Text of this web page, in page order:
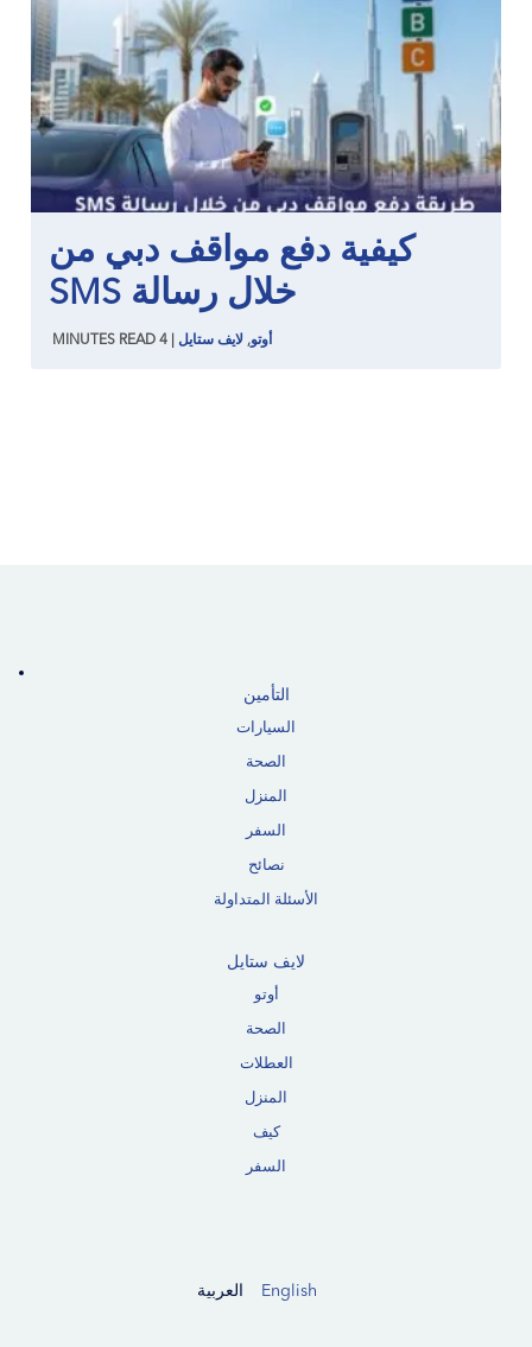
كيفية دفع مواقف دبي من
خلال رسالة SMS
أوتو, لايف ستايل 4
MINUTES READ
التأمين
السيارات
الصحة
المنزل
السفر
نصائح
الأسئلة المتداولة
لايف ستايل
أوتو
الصحة
العطلات
المنزل
كيف
السفر
English العربية